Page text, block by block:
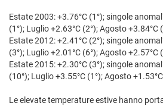
Estate 2003: +3.76°C (1°); singole
(1°); Luglio +2.63°C (2°); Agosto +3.84°C
Estate 2012: +2.41°C (2°); singole
(3°); Luglio +2.01°C (6°); Agosto +2.57°C
Estate 2015: +2.30°C (3°); singole
(10°); Luglio +3.55°C (1°); Agosto
Le elevate temperature estive hanno